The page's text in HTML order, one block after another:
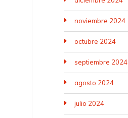
noviembre 2024
octubre 2024
septiembre 2024
agosto 2024
julio 2024